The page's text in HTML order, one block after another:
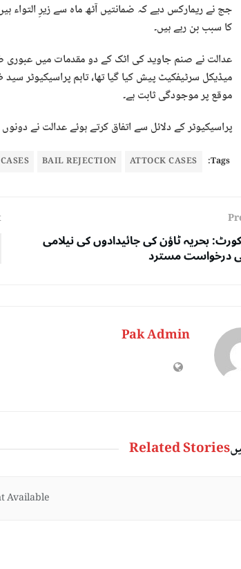
جج نے ریمارکس دیے کہ ضمانتیں آٹھ ماہ سے زیرِ التواء
کا سبب بن رہے ہیں۔
عدالت نے صنم جاوید کی اٹک کے دو مقدمات میں
میڈیکل سرٹیفکیٹ پیش کیا گیا تھا، تاہم پراسیکیوٹر
موقع پر موجودگی ثابت ہے۔
پراسیکیوٹر کے دلائل سے اتفاق کرتے ہوئے عدالت نے
Tags:
ATTOCK CASES
BAIL REJECTION
بحریہ ٹاؤن کی جائیدادوں کی نیلامی
درخواست مسترد
Pak Admin
Related Stories
Available